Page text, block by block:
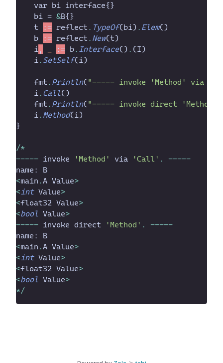
var bi interface{}
bi = &B{}
t
:= reflect . TypeOf(bi) . Elem()
b
:= reflect . New(t)
i , := b. Interface() . (I)
i. SetSelf(i)
fmt . Println("----- invoke 'Method' via
i. Call()
fmt . Println("----- invoke direct
i. Method(i)
}
/*
----- invoke ' Method ' via 'Call ' . -----
name :
B
<main .A Value>
<int Value>
<float32 Value>
<bool Value>
----- invoke direct ' Method ' . -----
name :
B
<main .A Value>
<int Value>
<float32 Value>
<bool Value>
*/